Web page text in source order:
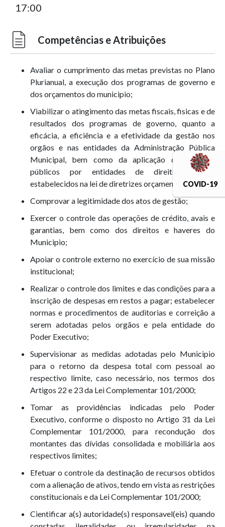
COVID-19
17:00
Competências e Atribuições
Avaliar o cumprimento das metas previstas no Plano
Plurianual, a execução dos programas de governo e
dos orçamentos do municipio;
Viabilizar o atingimento das metas fiscais, fisicas e de
resultados dos programas de governo, quanto a
eficácia, a eficiência e a efetividade da gestão nos
orgãos e nas entidades da Administração Pública
Municipal, bem como da aplicação de recursos
públicos por entidades de direito privado,
estabelecidos na lei de diretrizes orçamentaria;
Comprovar a legitimidade dos atos de gestão;
Exercer o controle das operações de crédito, avais e
garantias, bem como dos direitos e haveres do
Municipio;
Apoiar o controle externo no exercício de sua missão
institucional;
Realizar o controle dos limites e das condições para a
inscrição de despesas em restos a pagar; estabelecer
normas e procedimentos de auditorias e correição a
serem adotadas pelos orgãos e pela entidade do
Poder Executivo;
Supervisionar as medidas adotadas pelo Municipio
para o retorno da despesa total com pessoal ao
respectivo limite, caso necessário, nos termos dos
Artigos 22 e 23 da Lei Complementar 101/2000;
Tomar as providências indicadas pelo Poder
Executivo, conforme o disposto no Artigo 31 da Lei
Complementar 101/2000, para recondução dos
montantes das dívidas consolidada e mobiliária aos
respectivos limites;
Efetuar o controle da destinação de recursos obtidos
com a alienação de ativos, tendo em vista as restrições
constitucionais e da Lei Complementar 101/2000;
Cientificar a(s) autoridade(s) responsavel(eis) quando